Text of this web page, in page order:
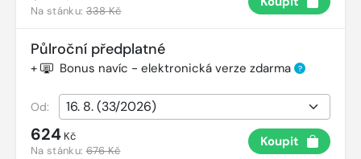
Na stánku:338 Kč
Půlroční předplatné
+ Bonus navíc - elektronická verze zdarma ?
Od:
624 Kč
Na stánku:676 Kč
Koupit